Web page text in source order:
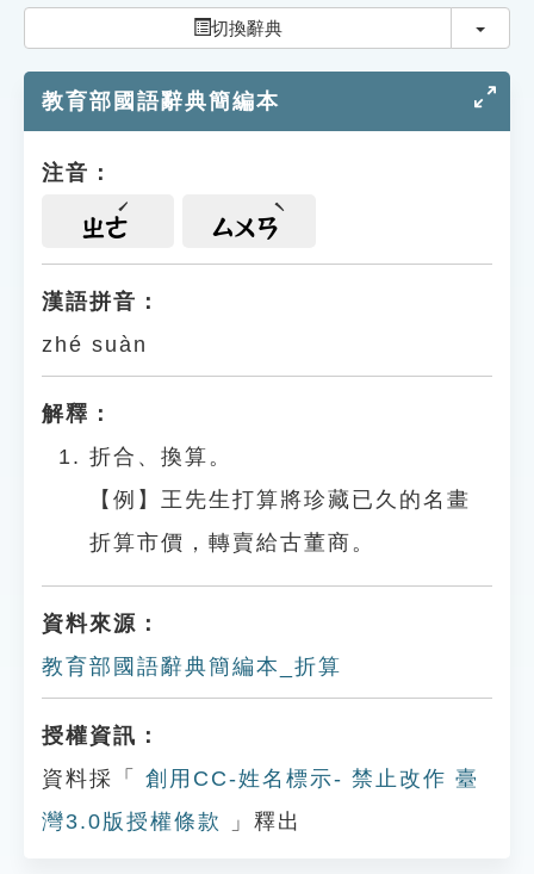
索引選單
單字索引
遊戲專區
貓頭鷹博士
切換辭典 切換
教育部國語辭典簡編本
注音：
ㄓㄜ ㄙㄨㄢ
漢語拼音：
zhé suàn
解釋：
折合、換算。
【例】王先生打算將珍藏已久的名畫
折算市價，轉賣給古董商。
資料來源：
教育部國語辭典簡編本_折算
授權資訊：
資料採「
創用CC-姓名標示- 禁止改作 臺
灣3.0版授權條款
」釋出